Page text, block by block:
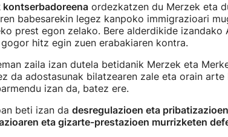
ordezkatzen du Merzek eta
babesarekin legez kanpoko immigrazioari
prest egon zelako. Bere alderdikide izandako
hitz egin zuen erabakiaren kontra.
zaila izan dutela betidanik Merzek eta
da adostasunak bilatzearen zale eta orain arte
izan da, batez ere.
beti izan da desregulazioen eta
eta gizarte-prestazioen murrizketen